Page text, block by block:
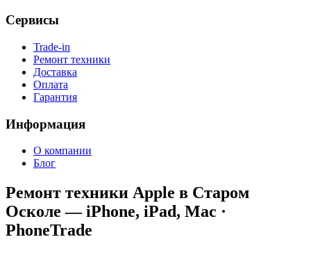
Сервисы
Trade-in
Ремонт техники
Доставка
Оплата
Гарантия
Информация
О компании
Блог
Ремонт техники Apple в Старом
Осколе — iPhone, iPad, Mac ·
PhoneTrade